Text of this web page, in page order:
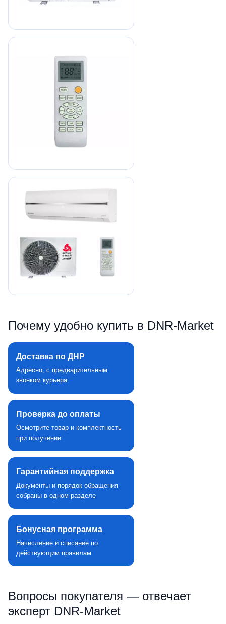
Почему удобно купить в DNR‑Market
Доставка по ДНР
Адресно, с предварительным
звонком курьера
Проверка до оплаты
Осмотрите товар и комплектность
при получении
Гарантийная поддержка
Документы и порядок обращения
собраны в одном разделе
Бонусная программа
Начисление и списание по
действующим правилам
Вопросы покупателя — отвечает
эксперт DNR‑Market